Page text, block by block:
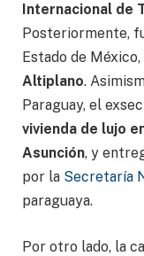
Internacional de
Posteriormente,
Estado de México,
Altiplano.
Paraguay, el
vivienda de lujo
Asunción, y
por la Secretaría
paraguaya.
Por otro lado, la